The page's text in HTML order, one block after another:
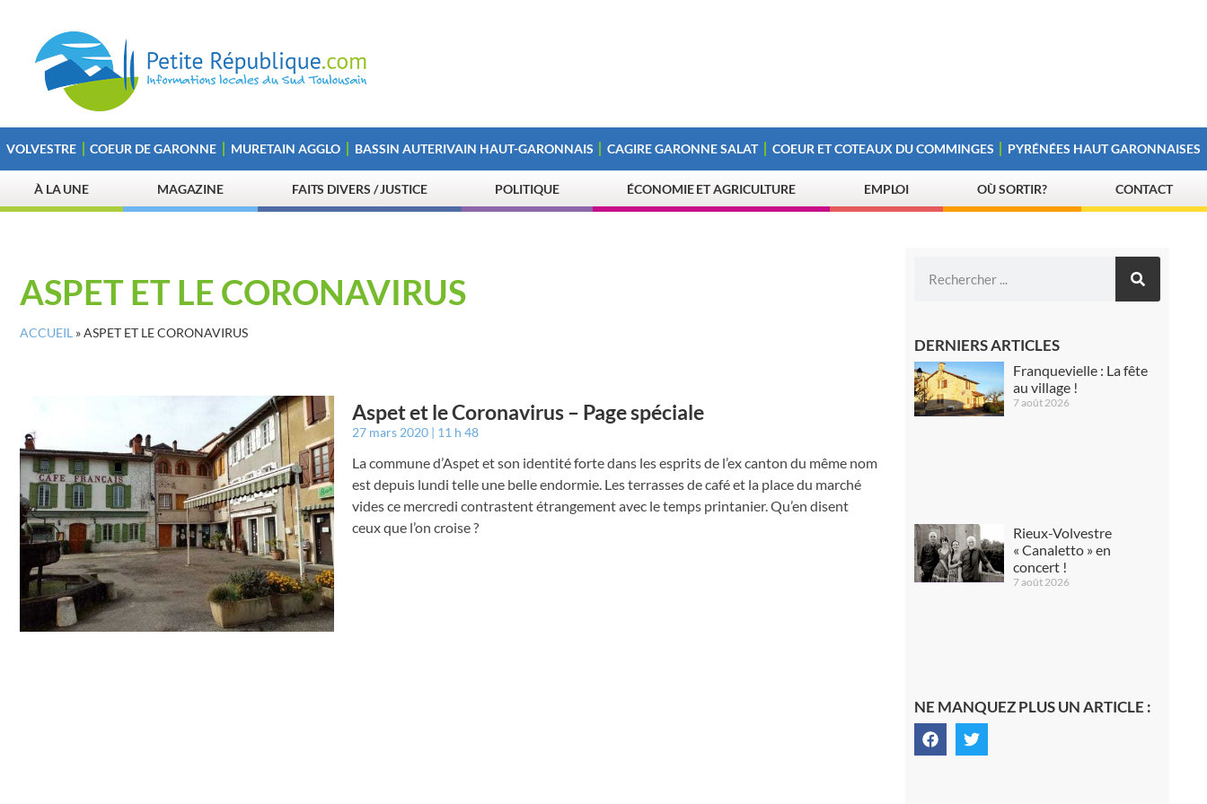
VOLVESTRE COEUR DE GARONNE MURETAIN AGGLO BASSIN AUTERIVAIN HAUT-GARONNAIS CAGIRE GARONNE SALAT COEUR ET COTEAUX DU COMMINGES PYRÉNÉES HAUT GARONNAISES
À LA UNE MAGAZINE FAITS DIVERS / JUSTICE POLITIQUE ÉCONOMIE ET AGRICULTURE EMPLOI OÙ SORTIR? CONTACT
ASPET ET LE CORONAVIRUS
ACCUEIL »ASPET ET LE CORONAVIRUS
Aspet et le Coronavirus – Page spéciale
27 mars 2020 11 h 48
La commune d’Aspet et son identité forte dans les esprits de l’ex canton du même nom
est depuis lundi telle une belle endormie. Les terrasses de café et la place du marché
vides ce mercredi contrastent étrangement avec le temps printanier. Qu’en disent
ceux que l’on croise ?
DERNIERS ARTICLES
Franquevielle : La fête
au village !
7 août 2026
Rieux-Volvestre
« Canaletto » en
concert !
7 août 2026
NE MANQUEZ PLUS UN ARTICLE :